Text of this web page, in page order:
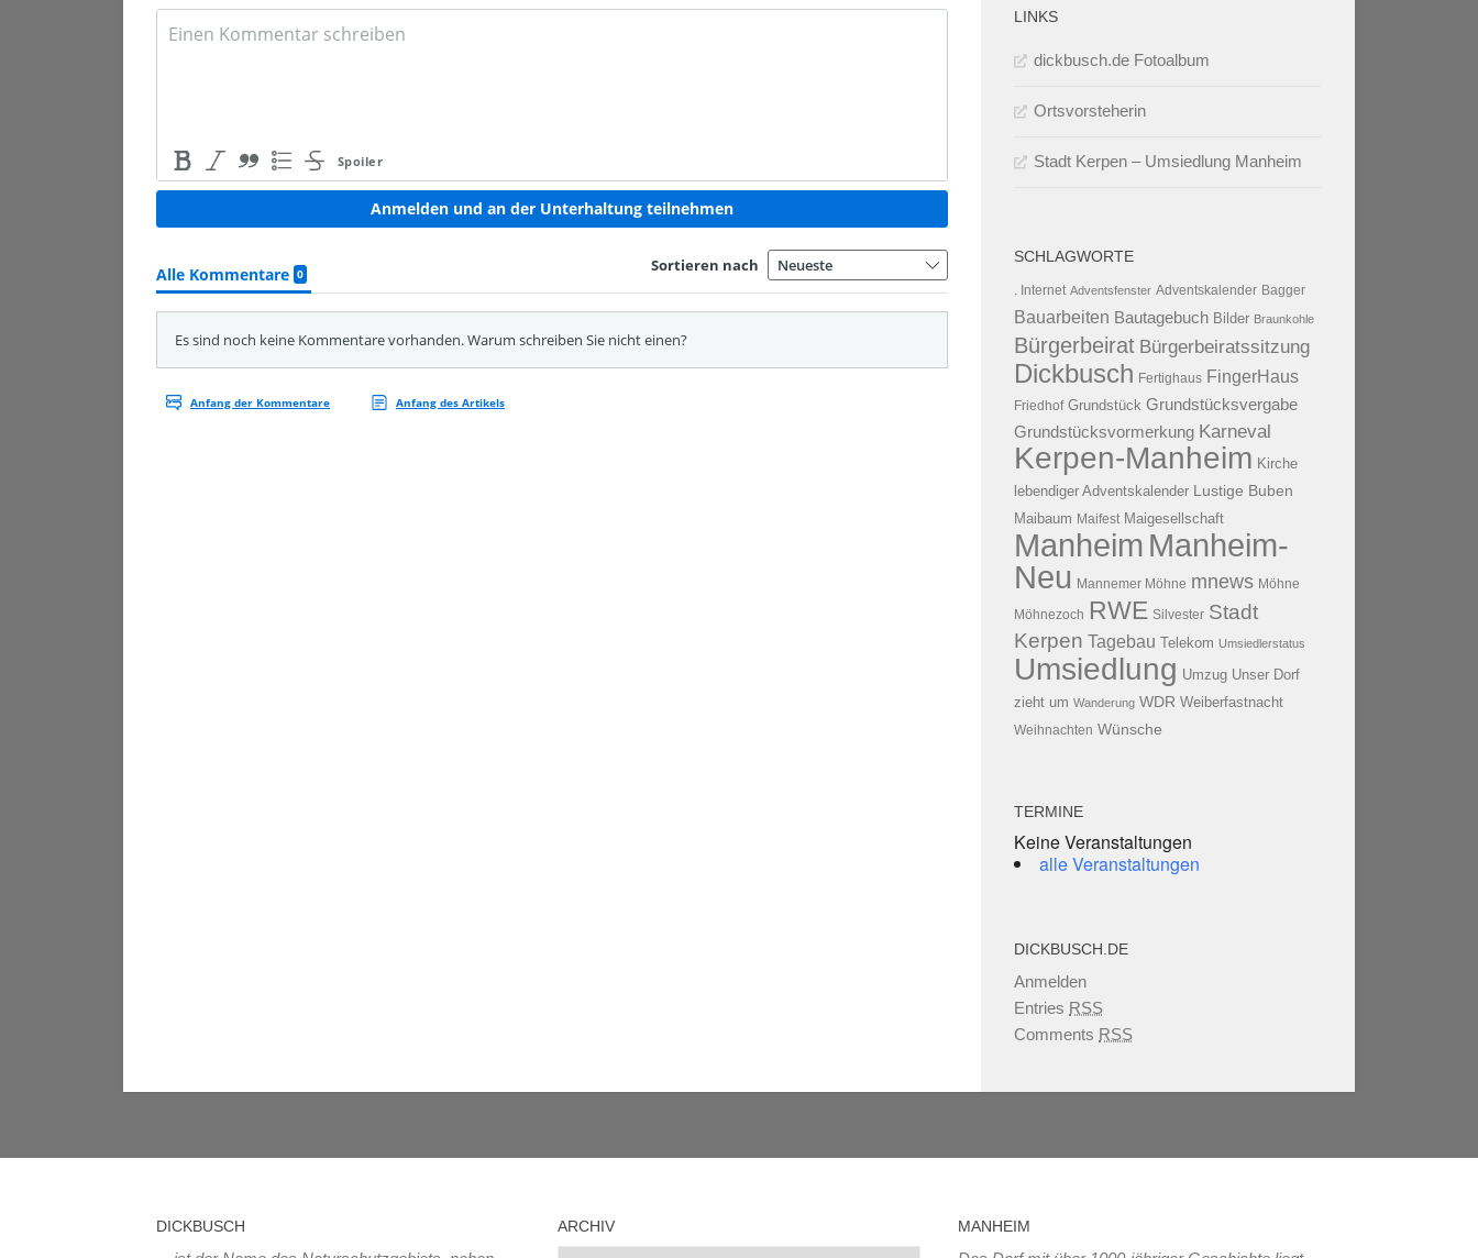
LINKS
dickbusch.de Fotoalbum
Ortsvorsteherin
Stadt Kerpen – Umsiedlung Manheim
SCHLAGWORTE
. Internet Adventsfenster Adventskalender Bagger
Bauarbeiten Bautagebuch Bilder Braunkohle
Bürgerbeirat Bürgerbeiratssitzung
Dickbusch Fertighaus FingerHaus
Friedhof Grundstück Grundstücksvergabe
Grundstücksvormerkung Karneval
Kerpen-Manheim Kirche
lebendiger Adventskalender Lustige Buben
Maibaum Maifest Maigesellschaft
Manheim Manheim-
Neu Mannemer Möhne mnews Möhne
Möhnezoch RWE Silvester Stadt
Kerpen Tagebau Telekom Umsiedlerstatus
Umsiedlung Umzug Unser Dorf
zieht um Wanderung WDR Weiberfastnacht
Weihnachten Wünsche
TERMINE
Keine Veranstaltungen
alle Veranstaltungen
DICKBUSCH.DE
Anmelden
Entries RSS
Comments RSS
DICKBUSCH ARCHIV MANHEIM